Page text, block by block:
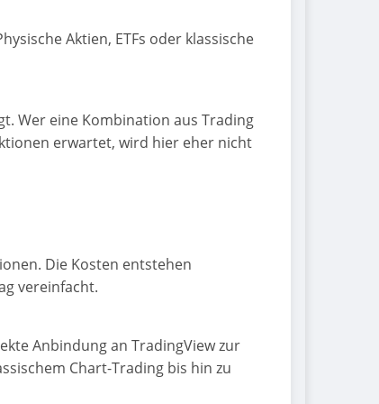
Aktien, ETFs oder klassische
Wer eine Kombination aus Trading
erwartet, wird hier eher nicht
Die Kosten entstehen
vereinfacht.
Anbindung an TradingView zur
Chart-Trading bis hin zu